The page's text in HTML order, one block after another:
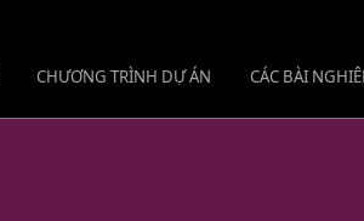
CHƯƠNG TRÌNH DỰ ÁN CÁC BÀI